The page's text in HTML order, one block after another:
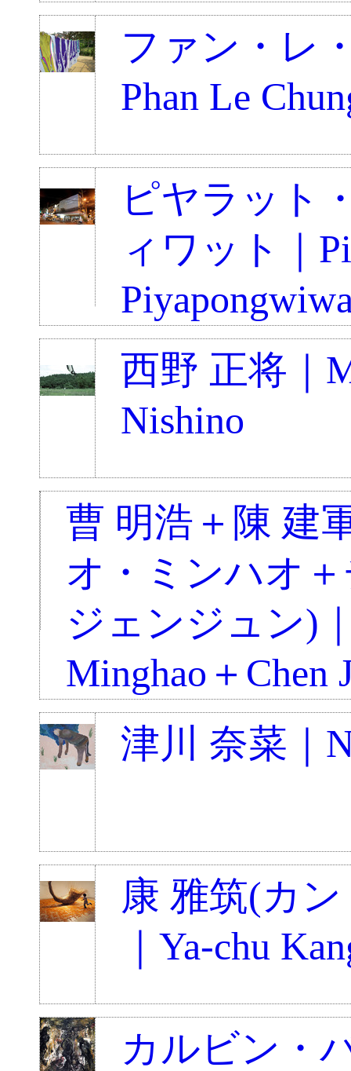
ファン・レ
Phan Le
ピヤラット
ィワット｜
西野 正将｜
Nishino
曹 明浩＋陳 建
オ・ミンハオ
ジェンジュン)
Minghao＋Chen
津川 奈菜｜
康 雅筑(カ
｜Ya-chu
カルビン・